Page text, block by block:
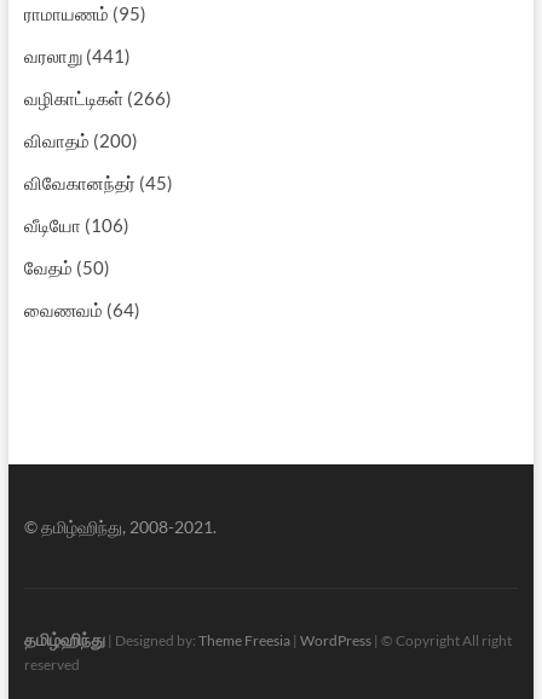
ராமாயணம் (95)
வரலாறு(441)
வழிகாட்டிகள்(266)
விவாதம் (200)
விவேகானந்தர் (45)
வீடியோ (106)
வேதம் (50)
வைணவம் (64)
© தமிழ்ஹிந்து, 2008-2021.
தமிழ்ஹிந்து| Designed by: Theme Freesia| WordPress| © Copyright All right
reserved